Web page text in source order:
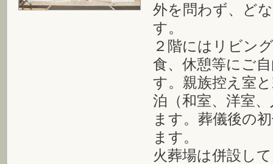
外を問わず、ど
す。
２階にはリビン
食、休憩等にご
す。親族控え室
泊（和室、洋室
ます。葬儀後の
ます。
火葬場は併設し